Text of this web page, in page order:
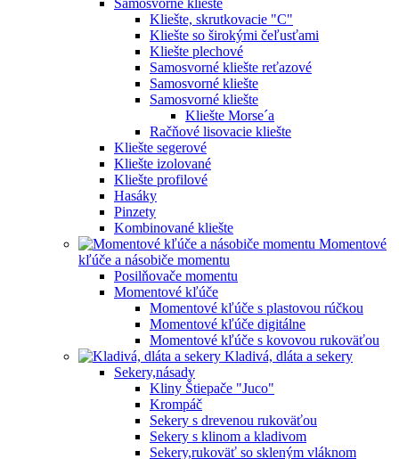
Kliešte, skrutkovacie "C"
Kliešte so širokými čeľusťami
Kliešte plechové
Samosvorné kliešte reťazové
Samosvorné kliešte
Samosvorné kliešte
Kliešte Morse´a
Račňové lisovacie kliešte
Kliešte segerové
Kliešte izolované
Kliešte profilové
Hasáky
Pinzety
Kombinované kliešte
Momentové
kľúče a násobiče momentu
Posilňovače momentu
Momentové kľúče
Momentové kľúče s plastovou rúčkou
Momentové kľúče digitálne
Momentové kľúče s kovovou rukoväťou
Kladivá, dláta a sekery
Sekery,násady
Kliny Štiepače "Juco"
Krompáč
Sekery s drevenou rukoväťou
Sekery s klinom a kladivom
Sekery,rukoväť so skleným vláknom